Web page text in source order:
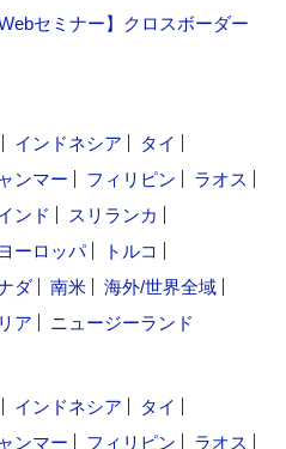
セミナー】クロスボーダー
インドネシア
タイ
ンマー フィリピン
ラオス
ンド
スリランカ
ヨーロッパ
トルコ
ダ 南米
海外/世界全域
ア ニュージーランド
インドネシア
タイ
ンマー フィリピン ラオス